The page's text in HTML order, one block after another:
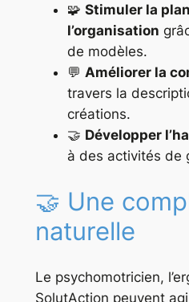
🧩 Stimuler la
l’organisation
de modèles.
💬 Améliorer la
travers la
créations.
🤝 Développer
à des activités de
🤝 Une
naturelle
Le psychomotricien,
SolutAction peuvent